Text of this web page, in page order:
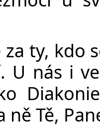
ty, kdo
U nás i
ně Tě,